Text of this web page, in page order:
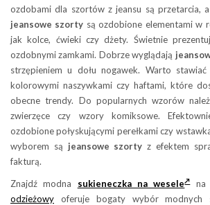
ozdobami dla szortów z jeansu są przetarcia,
jeansowe szorty są ozdobione elementami w
jak kolce, ćwieki czy dżety. Świetnie
ozdobnymi zamkami. Dobrze wyglądają
strzępieniem u dołu nogawek. Warto
kolorowymi naszywkami czy haftami, które
obecne trendy. Do popularnych wzorów
zwierzęce czy wzory komiksowe.
ozdobione połyskującymi perełkami czy
wyborem są jeansowe szorty z efektem
fakturą.
Znajdź modna sukieneczka na wesele na
odzieżowy oferuje bogaty wybór modnych